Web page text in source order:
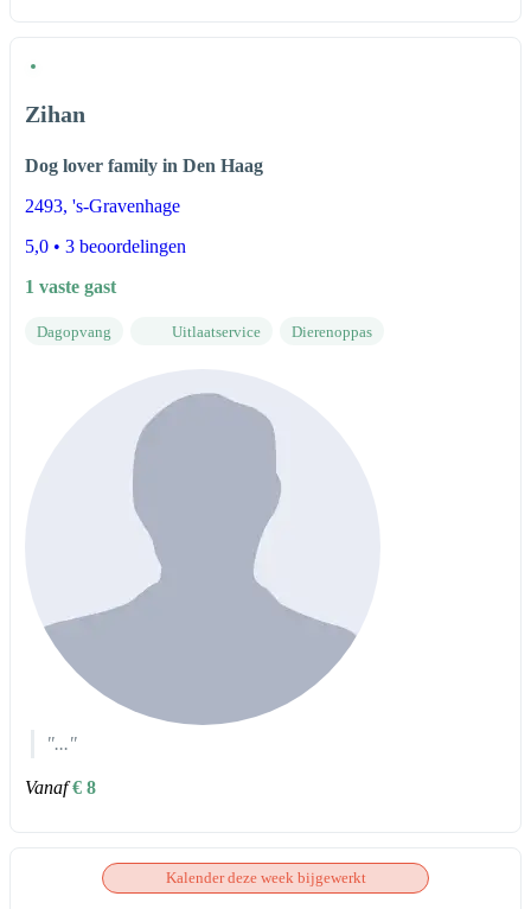
Zihan
Dog lover family in Den Haag
2493, 's-Gravenhage
5,0 • 3 beoordelingen
1 vaste gast
Dagopvang Uitlaatservice Dierenoppas
"..."
Vanaf€ 8
Kalender deze week bijgewerkt